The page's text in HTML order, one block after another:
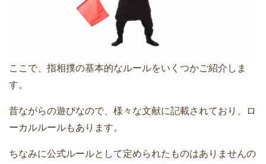
ここで、指相撲の基本的なルールをいくつかご紹介しま
す。
昔ながらの遊びなので、様々な文献に記載されており、ロ
ーカルルールもあります。
ちなみに公式ルールとして定められたものはありませんの